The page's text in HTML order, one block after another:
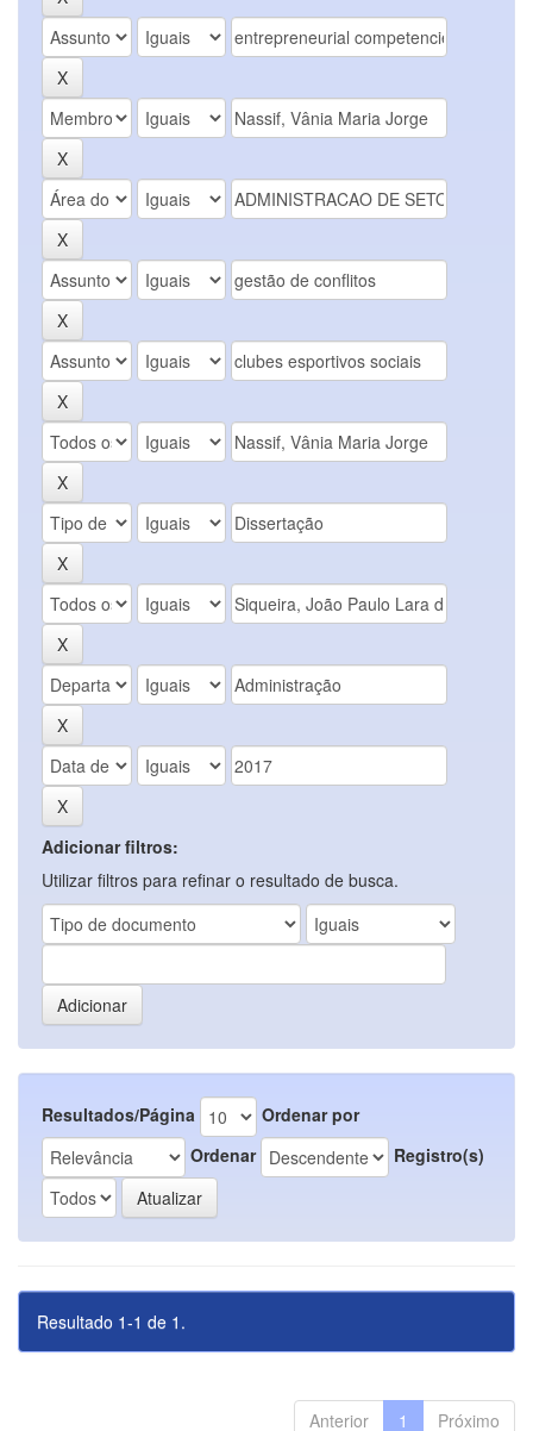
Adicionar filtros:
Utilizar filtros para refinar o resultado de busca.
Resultados/Página
Ordenar por
Ordenar
Registro(s)
Resultado 1-1 de 1.
Anterior 1 Próximo